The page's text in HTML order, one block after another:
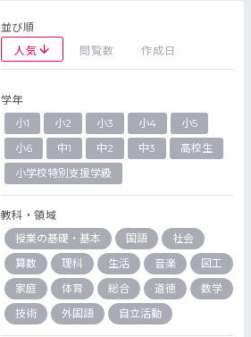
並び順
人気
閲覧数 作成日
学年
小1
小2 小3 小4
小5
小6
中1 中2 中3
高校生
小学校特別支援学級
教科・領域
授業の基礎・基本
国語
社会
算数
理科 生活 音楽
図工
家庭
体育 総合 道徳
数学
技術
外国語 自立活動